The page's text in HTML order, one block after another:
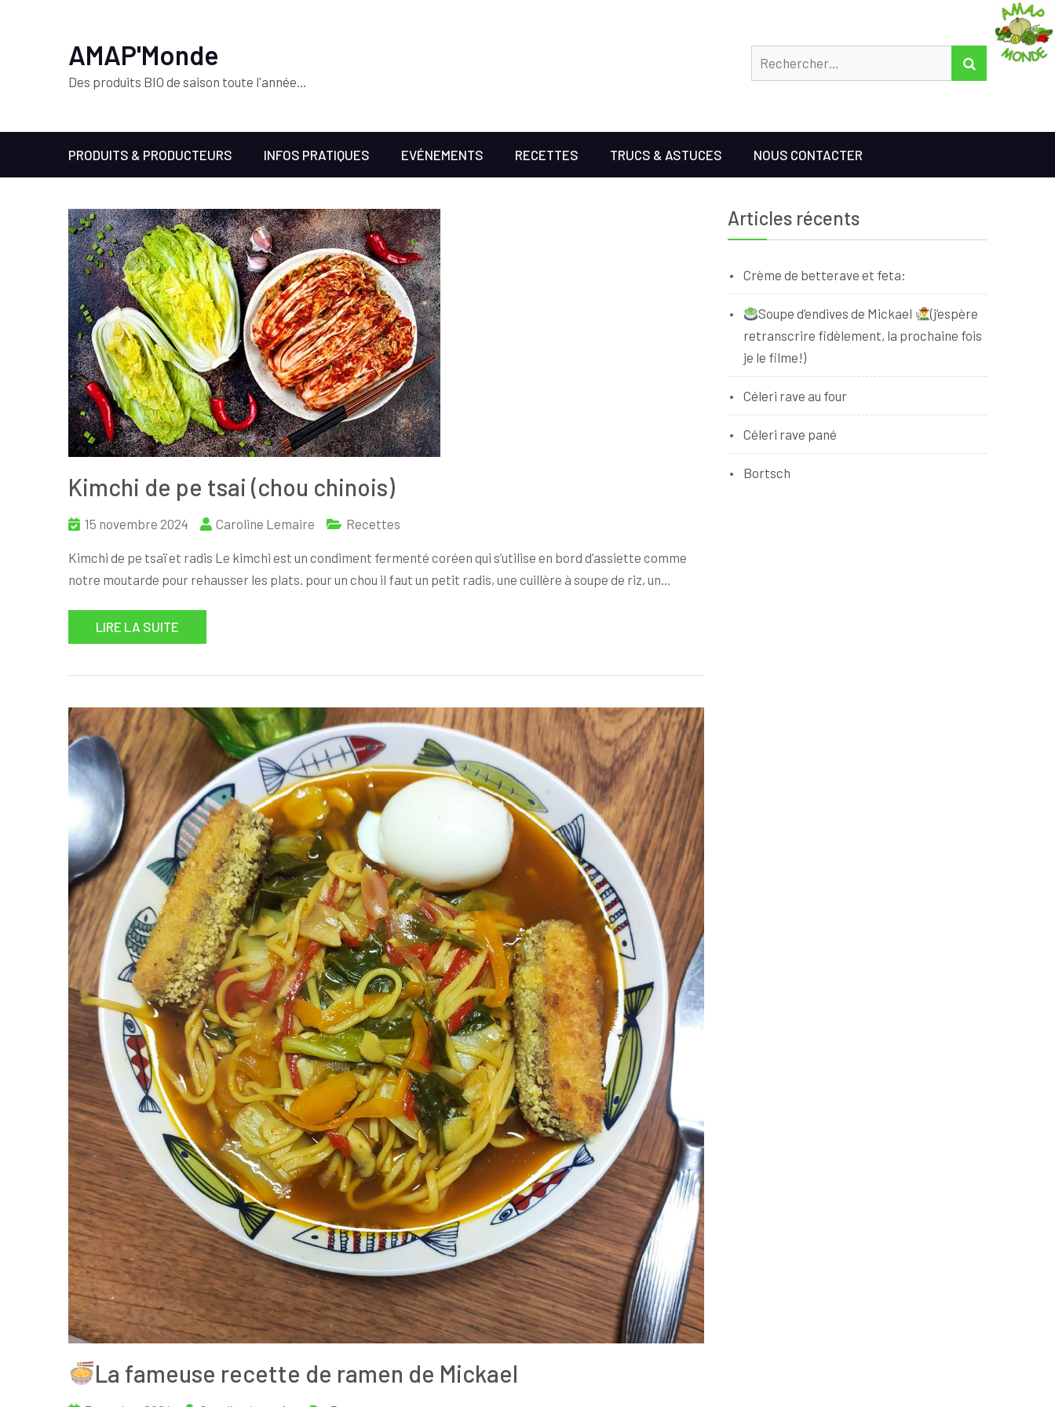
AMAP'Monde
Des produits BIO de saison toute l'année…
RECHERCHER
PRODUITS & PRODUCTEURS INFOS PRATIQUES EVÉNEMENTS RECETTES TRUCS & ASTUCES NOUS CONTACTER
Kimchi de pe tsai (chou chinois)
15 novembre 2024 Caroline Lemaire Recettes
Kimchi de pe tsaï et radis Le kimchi est un condiment fermenté coréen qui s’utilise en bord d’assiette comme
notre moutarde pour rehausser les plats. pour un chou il faut un petit radis, une cuillère à soupe de riz, un…
LIRE LA SUITE
La fameuse recette de ramen de Mickael
Articles récents
Crème de betterave et feta:
Soupe d’endives de Mickael
(j’espère
retranscrire fidèlement, la prochaine fois
je le filme!)
Céleri rave au four
Céleri rave pané
Bortsch